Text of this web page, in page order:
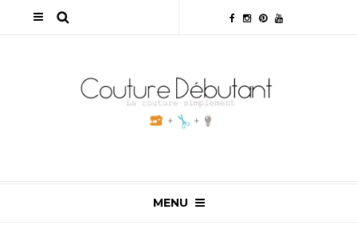
MENU